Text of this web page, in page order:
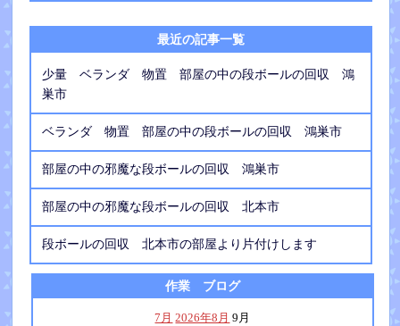
最近の記事一覧
少量 ベランダ 物置 部屋の中の段ボールの回収 鴻
巣市
ベランダ 物置 部屋の中の段ボールの回収 鴻巣市
部屋の中の邪魔な段ボールの回収 鴻巣市
部屋の中の邪魔な段ボールの回収 北本市
段ボールの回収 北本市の部屋より片付けします
作業 ブログ
7月 2026年8月 9月